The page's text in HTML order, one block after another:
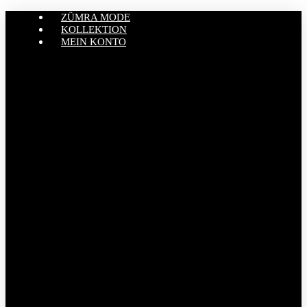
ZÜMRA MODE
KOLLEKTION
MEIN KONTO